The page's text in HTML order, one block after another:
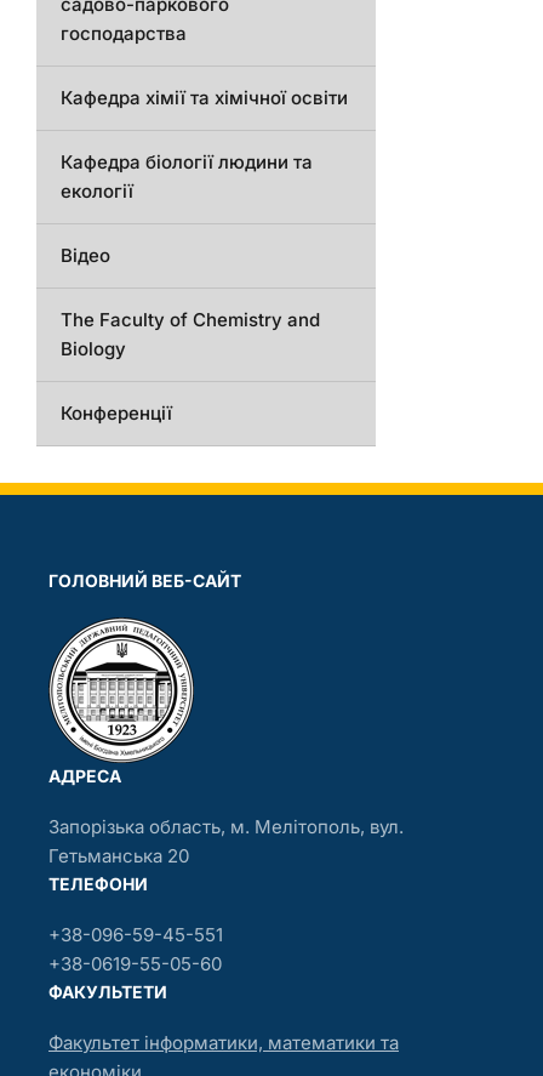
господарства
Кафедра хімії та хімічної освіти
Кафедра біології людини та
екології
Відео
The Faculty of Chemistry and
Biology
Конференції
ГОЛОВНИЙ ВЕБ-САЙТ
АДРЕСА
Запорізька область, м. Мелітополь, вул.
Гетьманська 20
ТЕЛЕФОНИ
+38-096-59-45-551
+38-0619-55-05-60
ФАКУЛЬТЕТИ
Факультет інформатики, математики та